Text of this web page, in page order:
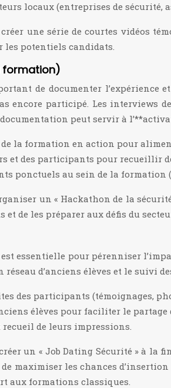
locaux (entreprises de
une série de courtes vidéos
potentiels candidats.
formation)
de documenter l’expérience
encore participé. Les interviews
peut servir à
la formation en action pour
et des participants pour recueillir
ponctuels au sein de la
un « Hackathon de la
de les préparer aux défis du
est essentielle pour pérenniser
réseau d’anciens élèves et le suivi
des participants (témoignages,
élèves pour faciliter le partage
de leurs impressions.
un « Job Dating Sécurité » à la
maximiser les chances
aux formations classiques.